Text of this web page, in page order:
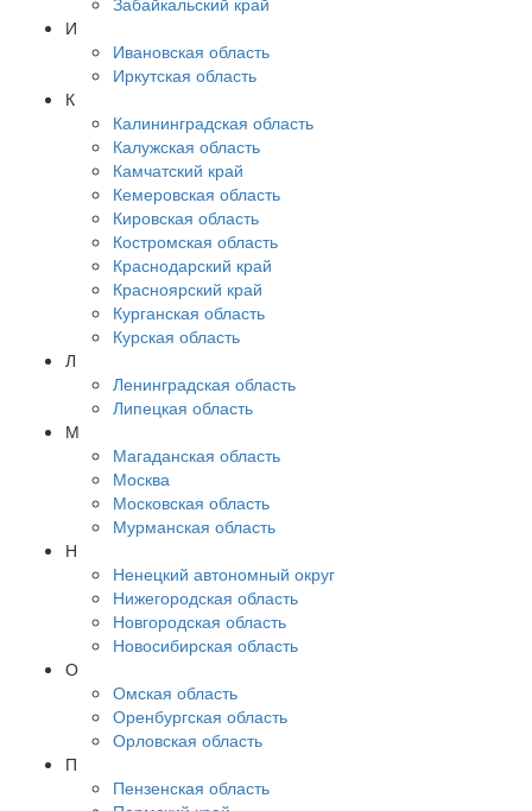
И
Ивановская область
Иркутская область
К
Калининградская область
Калужская область
Камчатский край
Кемеровская область
Кировская область
Костромская область
Краснодарский край
Красноярский край
Курганская область
Курская область
Л
Ленинградская область
Липецкая область
М
Магаданская область
Москва
Московская область
Мурманская область
Н
Ненецкий автономный округ
Нижегородская область
Новгородская область
Новосибирская область
О
Омская область
Оренбургская область
Орловская область
П
Пензенская область